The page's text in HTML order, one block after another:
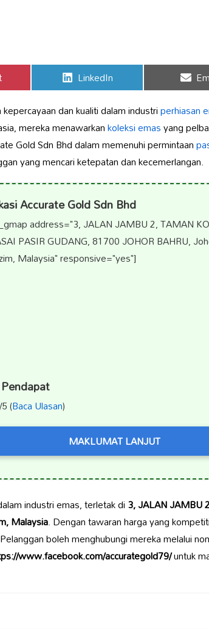
Share
on
LinkedIn on
dan kualiti dalam industriperhiasan
mereka menawarkankoleksi emasyang
Gold Sdn Bhd dalam memenuhi permintaan
yang mencari ketepatan dan kecemerlangan.
Accurate Gold Sdn Bhd
address="3, JALAN JAMBU 2, TAMAN
PASIR GUDANG, 81700 JOHOR BAHRU,
Malaysia" responsive="yes"]
Pendapat
(Baca Ulasan)
MAKLUMAT LANJUT
industri emas, terletak di3, JALAN JAMBU
Malaysia. Dengan tawaran harga yang
boleh menghubungi mereka melalui
www.facebook.com/accurategold79/untuk